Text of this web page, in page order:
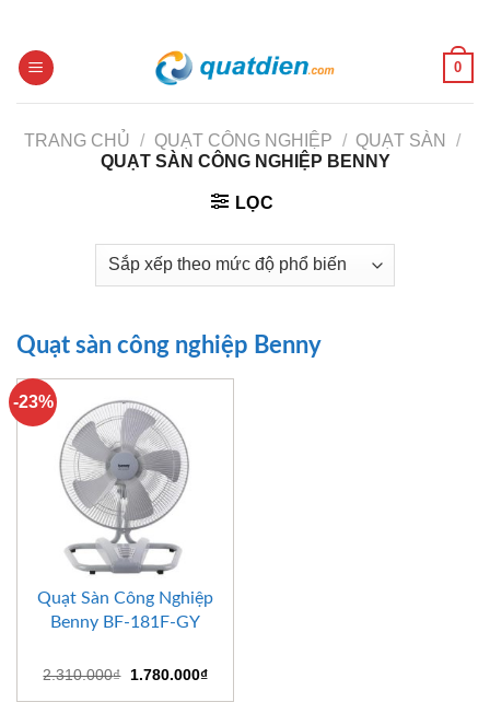
content
0
TRANG CHỦ / QUẠT CÔNG NGHIỆP / QUẠT SÀN
/
QUẠT SÀN CÔNG NGHIỆP BENNY
LỌC
Quạt sàn công nghiệp Benny
-23%
Quạt Sàn Công Nghiệp
Benny BF-181F-GY
2.310.000₫
Giá
là:
1.780.000₫Giá
tại